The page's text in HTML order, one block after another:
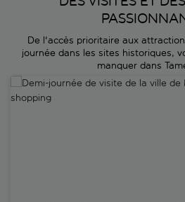
De l'accès prioritaire aux
journée dans les sites historiques,
manquer dans
Demi-journée de visite de la ville de